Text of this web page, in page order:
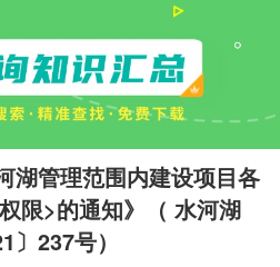
湖管理范围内建设项目各
限>的通知》（ 水河湖
〕237号）